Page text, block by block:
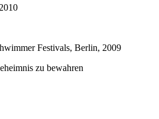
Festivals, Berlin, 2009
zu bewahren